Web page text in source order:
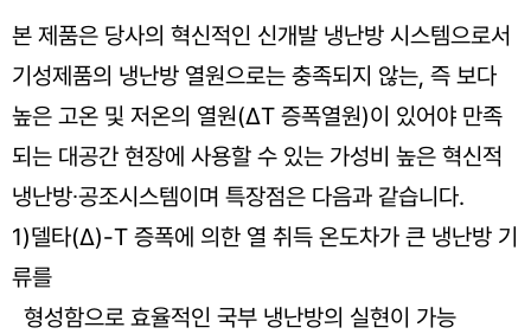
본 제품은 당사의 혁신적인 신개발 냉난방 시스템으로서
기성제품의 냉난방 열원으로는 충족되지 않는, 즉 보다
높은 고온 및 저온의 열원(ΔT 증폭열원)이 있어야 만족
되는 대공간 현장에 사용할 수 있는 가성비 높은 혁신적
냉난방∙공조시스템이며 특장점은 다음과 같습니다.
1)델타(Δ)-T 증폭에 의한 열 취득 온도차가 큰 냉난방 기
류를
형성함으로 효율적인 국부 냉난방의 실현이 가능